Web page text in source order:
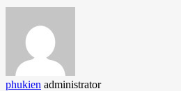
phukien administrator